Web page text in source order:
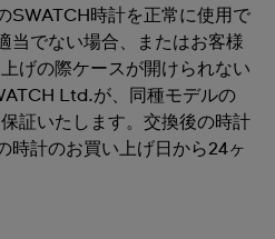
SWATCH時計を正常に使用で
当でない場合、またはお客様
げの際ケースが開けられない
Ltd.が、同種モデルの
証いたします。交換後の時計
時計のお買い上げ日から24ヶ